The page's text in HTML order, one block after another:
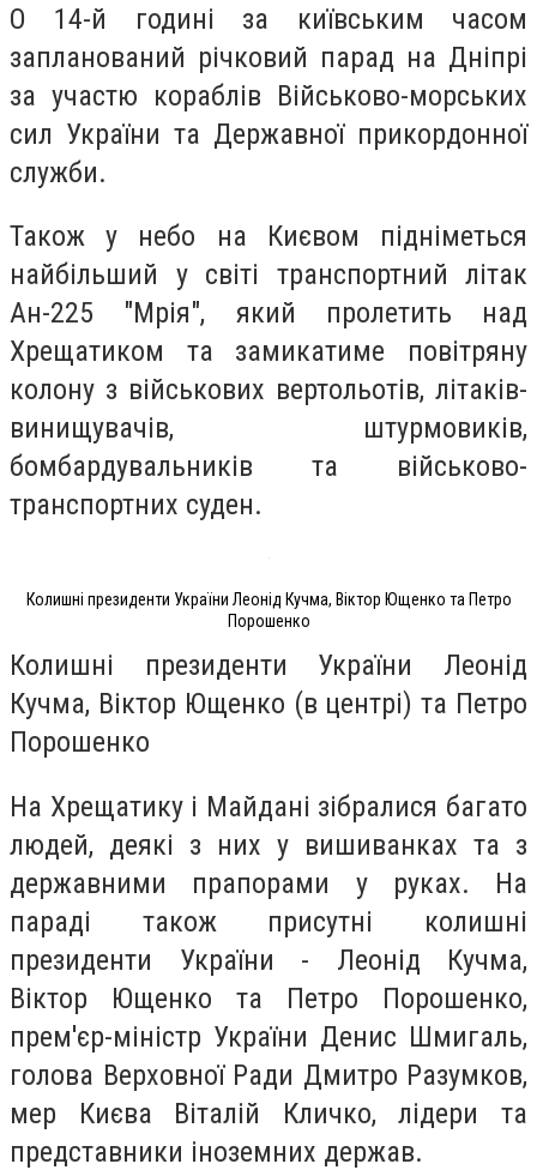
О 14-й годині за київським часом
запланований річковий парад на Дніпрі
за участю кораблів Військово-морських
сил України та Державної прикордонної
служби.
Також у небо на Києвом підніметься
найбільший у світі транспортний літак
Ан-225 "Мрія", який пролетить над
Хрещатиком та замикатиме повітряну
колону з військових вертольотів, літаків-
винищувачів, штурмовиків,
бомбардувальників та військово-
транспортних суден.
Колишні президенти України Леонід Кучма, Віктор Ющенко та Петро
Порошенко
Колишні президенти України Леонід
Кучма, Віктор Ющенко (в центрі) та Петро
Порошенко
На Хрещатику і Майдані зібралися багато
людей, деякі з них у вишиванках та з
державними прапорами у руках. На
параді також присутні колишні
президенти України - Леонід Кучма,
Віктор Ющенко та Петро Порошенко,
прем'єр-міністр України Денис Шмигаль,
голова Верховної Ради Дмитро Разумков,
мер Києва Віталій Кличко, лідери та
представники іноземних держав.